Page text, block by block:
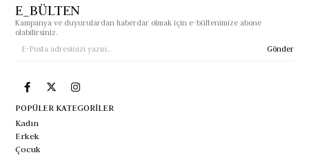
E_BÜLTEN
Kampanya ve duyurulardan haberdar olmak için e-bültenimize abone
olabilirsiniz.
Gönder
POPÜLER KATEGORİLER
Kadın
Erkek
Çocuk